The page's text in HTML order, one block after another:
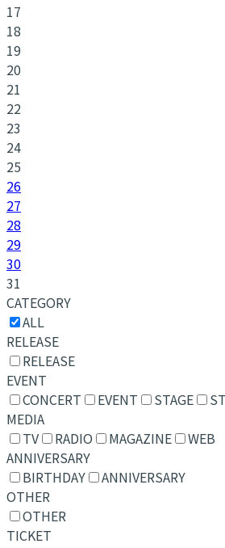
17
18
19
20
21
22
23
24
25
26
27
28
29
30
31
CATEGORY
ALL
RELEASE
RELEASE
EVENT
CONCERT
EVENT STAGE
MEDIA
TV
RADIO MAGAZINE
WEB
ANNIVERSARY
BIRTHDAY
ANNIVERSARY
OTHER
OTHER
TICKET